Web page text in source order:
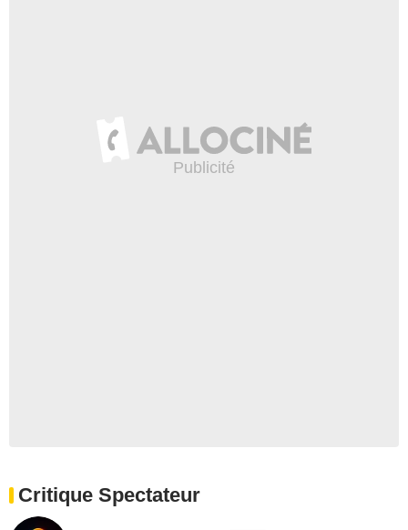
Critique Spectateur